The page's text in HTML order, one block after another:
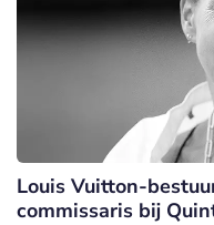
Louis Vuitton-
commissaris bij